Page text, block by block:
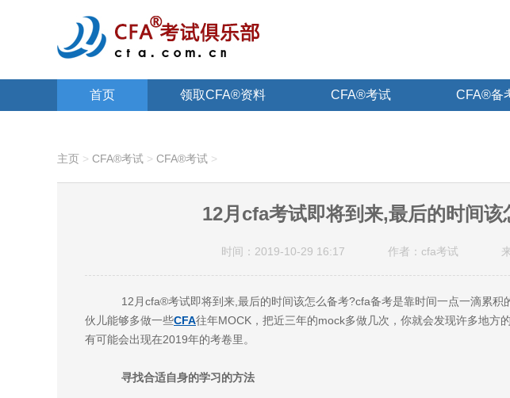
首页 领取CFA®资料 CFA®考试 CFA®备
主页 > CFA®考试 > CFA®考试 >
12月cfa考试即将到来,最后的时间该
时间：2019-10-29 16:17 作者：cfa考试
12月cfa®考试即将到来,最后的时间该怎么备考?cfa备考是靠时间一点一滴累积
伙儿能够多做一些CFA往年MOCK，把近三年的mock多做几次，你就会发现许多地方
有可能会出现在2019年的考卷里。
寻找合适自身的学习的方法